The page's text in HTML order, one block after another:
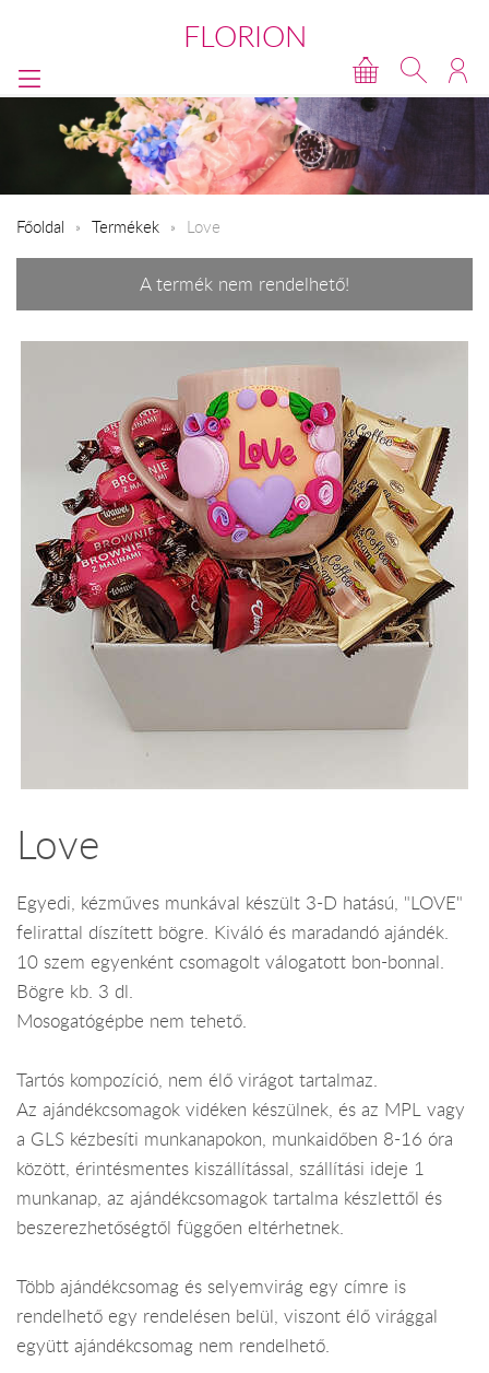
FLORION
Főoldal Termékek Love
A termék nem rendelhető!
Love
Egyedi, kézműves munkával készült 3-D hatású, "LOVE"
felirattal díszített bögre. Kiváló és maradandó ajándék.
10 szem egyenként csomagolt válogatott bon-bonnal.
Bögre kb. 3 dl.
Mosogatógépbe nem tehető.
Tartós kompozíció, nem élő virágot tartalmaz.
Az ajándékcsomagok vidéken készülnek, és az MPL vagy
a GLS kézbesíti munkanapokon, munkaidőben 8-16 óra
között, érintésmentes kiszállítással, szállítási ideje 1
munkanap, az ajándékcsomagok tartalma készlettől és
beszerezhetőségtől függően eltérhetnek.
Több ajándékcsomag és selyemvirág egy címre is
rendelhető egy rendelésen belül, viszont élő virággal
együtt ajándékcsomag nem rendelhető.